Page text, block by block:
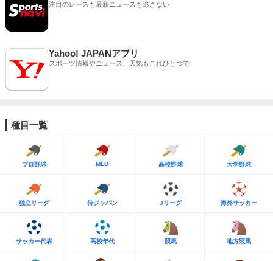
注目のレースも最新ニュースも逃さない
Yahoo! JAPANアプリ
スポーツ情報やニュース、天気もこれひとつで
種目一覧
プロ野球 MLB 高校野球 大学野球
独立リーグ 侍ジャパン Jリーグ 海外サッカー
サッカー代表 高校年代 競馬 地方競馬